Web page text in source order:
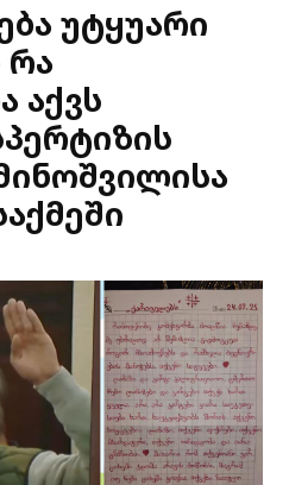
უტყუარი
რა
აქვს